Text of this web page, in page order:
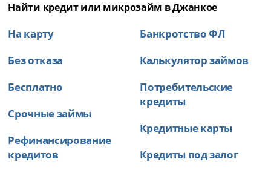
Найти кредит или микрозайм в Джанкое
На карту
Без отказа
Бесплатно
Срочные займы
Рефинансирование
кредитов
Банкротство ФЛ
Калькулятор займов
Потребительские
кредиты
Кредитные карты
Кредиты под залог